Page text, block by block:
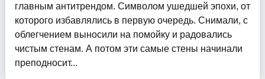
главным антитрендом. Символом ушедшей эпохи, от
которого избавлялись в первую очередь. Снимали, с
облегчением выносили на помойку и радовались
чистым стенам. А потом эти самые стены начинали
преподносит...